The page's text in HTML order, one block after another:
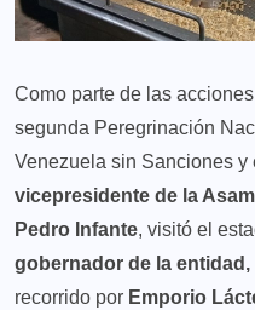
Como parte de las
segunda Peregrinación
Venezuela sin Sanciones y
vicepresidente de la
Pedro Infante, visitó el
gobernador de la entidad,
recorrido por Emporio